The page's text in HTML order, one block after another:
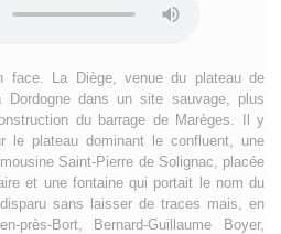
face. La Diège, venue du plateau de
dans un site sauvage, plus
du barrage de Marèges. Il y
le plateau dominant le confluent, une
Saint-Pierre de Solignac, placée
et une fontaine qui portait le nom du
sans laisser de traces mais, en
près-Bort, Bernard-Guillaume Boyer,